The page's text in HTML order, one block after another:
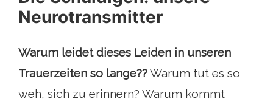
Neurotransmitter
Warum leidet dieses Leiden in unseren
Trauerzeiten so lange??Warum tut es so
weh, sich zu erinnern? Warum kommt